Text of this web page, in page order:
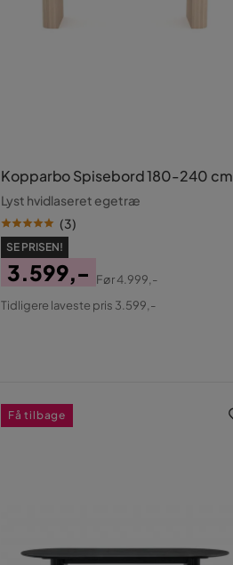
Kopparbo Spisebord 180-240 cm
Lyst hvidlaseret egetræ
(3)
SE PRISEN!
Pris
3.599,-
Original
Før4.999,-
Tidligere laveste pris 3.599,-
Få tilbage